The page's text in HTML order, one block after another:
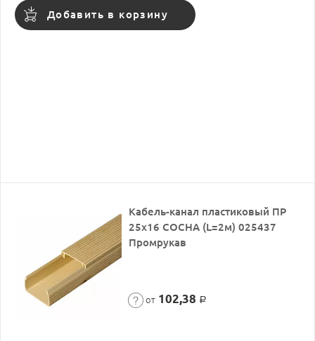
Добавить в корзину
Кабель-канал пластиковый ПР
25х16 СОСНА (L=2м) 025437
Промрукав
от 102,38 Р